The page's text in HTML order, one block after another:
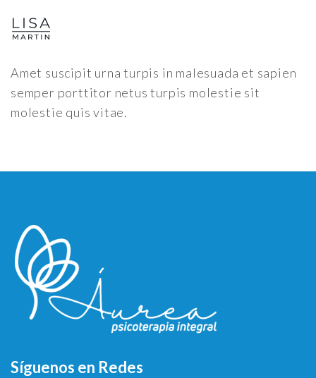
Amet suscipit urna turpis in malesuada et sapien
semper porttitor netus turpis molestie sit
molestie quis vitae.
Síguenos en Redes